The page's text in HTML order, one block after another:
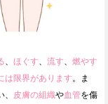
、 ほぐす、 流す、 燃やす
は限界があります。ま
皮膚の組織や血管を傷